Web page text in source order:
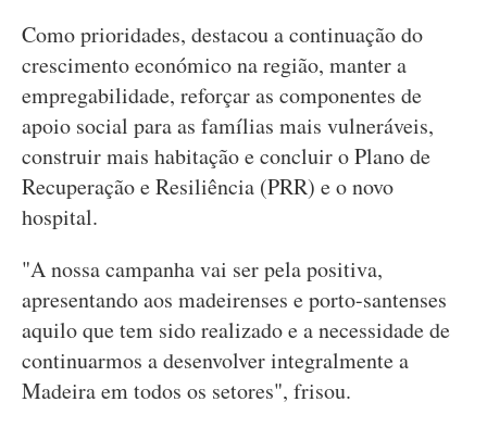
Como prioridades, destacou a continuação do
crescimento económico na região, manter a
empregabilidade, reforçar as componentes de
apoio social para as famílias mais vulneráveis,
construir mais habitação e concluir o Plano de
Recuperação e Resiliência (PRR) e o novo
hospital.
"A nossa campanha vai ser pela positiva,
apresentando aos madeirenses e porto-santenses
aquilo que tem sido realizado e a necessidade de
continuarmos a desenvolver integralmente a
Madeira em todos os setores", frisou.